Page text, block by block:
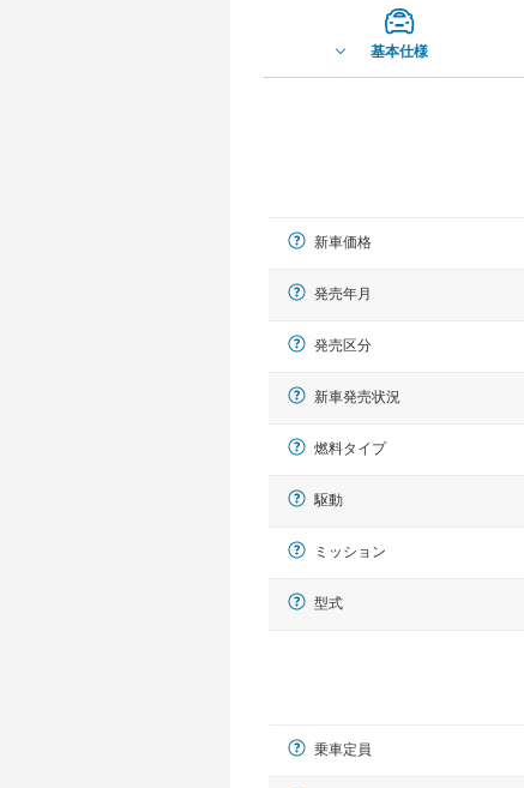
基本仕様
新車価格
発売年月
発売区分
新車発売状況
燃料タイプ
駆動
ミッション
型式
乗車定員